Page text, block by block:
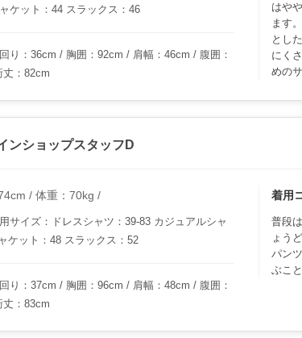
ケット：44 スラックス：46
り：36cm / 胸囲：92cm / 肩幅：46cm / 腹囲：
：82cm
はや
ます
とし
にく
めの
ンショップスタッフD
/ 体重：70kg /
サイズ：ドレスシャツ：39-83 カジュアルシャ
ケット：48 スラックス：52
り：37cm / 胸囲：96cm / 肩幅：48cm / 腹囲：
：83cm
着用
普段
ょう
パン
ぶこ